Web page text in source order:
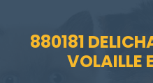
880181
VOLAILLE